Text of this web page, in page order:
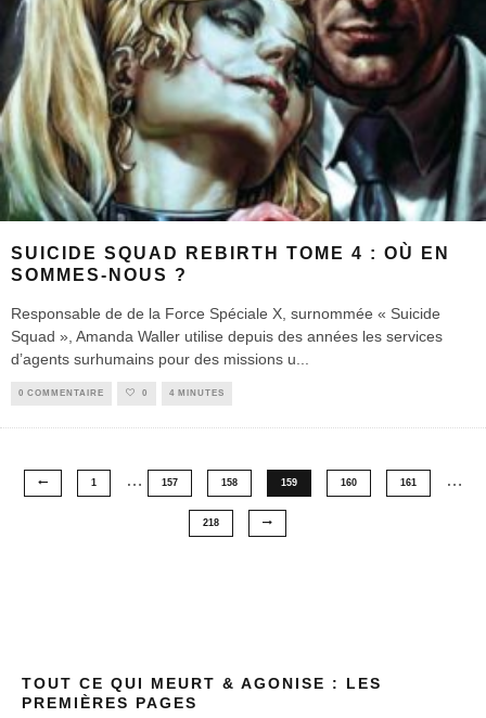
SUICIDE SQUAD REBIRTH TOME 4 : OÙ EN
SOMMES-NOUS ?
Responsable de de la Force Spéciale X, surnommée « Suicide
Squad », Amanda Waller utilise depuis des années les services
d’agents surhumains pour des missions u
0 COMMENTAIRE 0 4 MINUTES
1 … 157 158 159 160 161 …
218
TOUT CE QUI MEURT & AGONISE : LES
PREMIÈRES PAGES